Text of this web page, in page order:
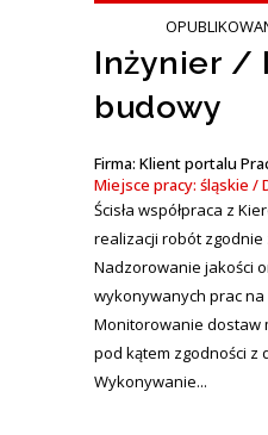
Inżynier /
budowy
Firma: Klient portalu
Miejsce pracy: śląskie /
Ścisła współpraca z
realizacji robót
Nadzorowanie jakości
wykonywanych prac
Monitorowanie dostaw
pod kątem zgodności z
Wykonywanie...